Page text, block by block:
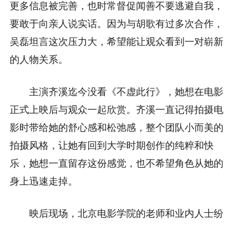
更多信息被完善，也时常督促闻善不要逃避自我，
要敢于向亲人说实话。因为与胡歌有过多次合作，
吴磊坦言这次压力大，希望能让观众看到一对崭新
的人物关系。
主演齐溪迄今没看《不虚此行》，她想在电影
正式上映后与观众一起欣赏。齐溪一直记得拍摄电
影时带给她的舒心感和松弛感，整个团队小而美的
拍摄风格，让她有回到大学时期创作的纯粹和快
乐，她想一直留存这份感觉，也不希望角色从她的
身上迅速走掉。
映后现场，北京电影学院的老师和业内人士纷